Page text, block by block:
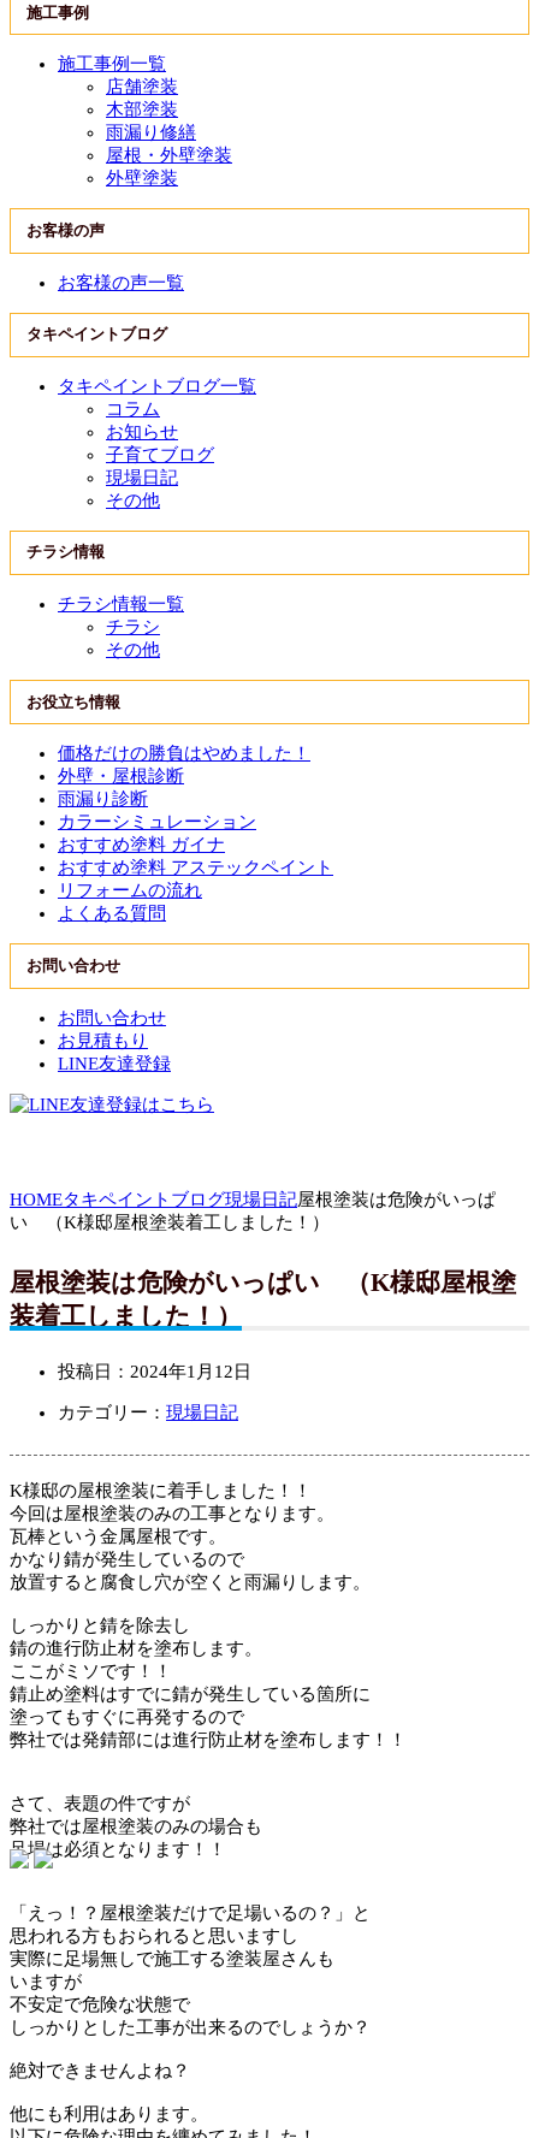
施工事例
施工事例一覧
店舗塗装
木部塗装
雨漏り修繕
屋根・外壁塗装
外壁塗装
お客様の声
お客様の声一覧
タキペイントブログ
タキペイントブログ一覧
コラム
お知らせ
子育てブログ
現場日記
その他
チラシ情報
チラシ情報一覧
チラシ
その他
お役立ち情報
価格だけの勝負はやめました！
外壁・屋根診断
雨漏り診断
カラーシミュレーション
おすすめ塗料 ガイナ
おすすめ塗料 アステックペイント
リフォームの流れ
よくある質問
お問い合わせ
お問い合わせ
お見積もり
LINE友達登録
HOMEタキペイントブログ現場日記屋根塗装は危険がいっぱ
い （K様邸屋根塗装着工しました！）
屋根塗装は危険がいっぱい （K様邸屋根塗
装着工しました！）
投稿日： 2024年1月12日
カテゴリー： 現場日記
K様邸の屋根塗装に着手しました！！
今回は屋根塗装のみの工事となります。
瓦棒という金属屋根です。
かなり錆が発生しているので
放置すると腐食し穴が空くと雨漏りします。
しっかりと錆を除去し
錆の進行防止材を塗布します。
ここがミソです！！
錆止め塗料はすでに錆が発生している箇所に
塗ってもすぐに再発するので
弊社では発錆部には進行防止材を塗布します！！
さて、表題の件ですが
弊社では屋根塗装のみの場合も
足場は必須となります！！
「えっ！？屋根塗装だけで足場いるの？」と
思われる方もおられると思いますし
実際に足場無しで施工する塗装屋さんも
いますが
不安定で危険な状態で
しっかりとした工事が出来るのでしょうか？
絶対できませんよね？
他にも利用はあります。